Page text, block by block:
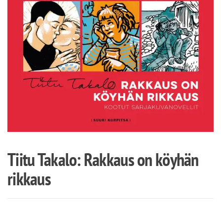
Tiitu Takalo: Rakkaus on köyhän
rikkaus